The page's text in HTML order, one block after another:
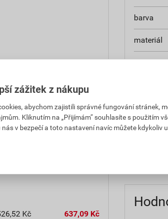
Kč 637,09 Kč
barva
materiál
typ
kód
zážitek z nákupu
abychom zajistili správné fungování stránek,
Kliknutím na „Přijímám“ souhlasíte s použitím
v bezpečí a toto nastavení navíc můžete kdykoliv